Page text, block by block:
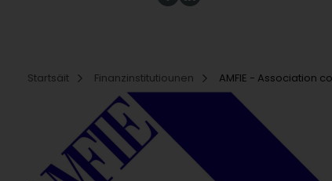
Startsäit Finanzinstitutiounen AMFIE - Association